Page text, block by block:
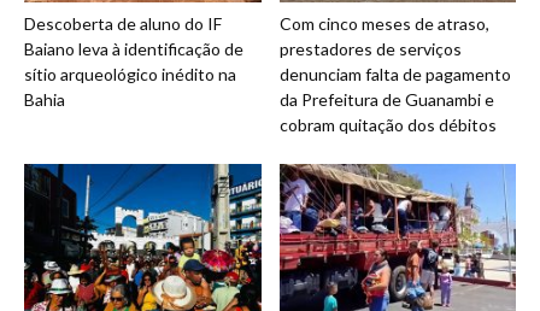
Descoberta de aluno do IF
Baiano leva à identificação de
sítio arqueológico inédito na
Bahia
Com cinco meses de atraso,
prestadores de serviços
denunciam falta de pagamento
da Prefeitura de Guanambi e
cobram quitação dos débitos